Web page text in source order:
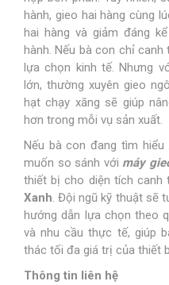
hành, gieo hai hàng cùng
hai hàng và giảm đáng
hành. Nếu bà con chỉ
lựa chọn kinh tế. Nhưng
lớn, thường xuyên gieo
hạt chạy xăng sẽ giúp
hơn trong mỗi vụ sản xuất.
Nếu bà con đang tìm hiểu
muốn so sánh với máy
thiết bị cho diện tích canh
Xanh. Đội ngũ kỹ thuật sẽ
hướng dẫn lựa chọn theo
và nhu cầu thực tế, giúp
thác tối đa giá trị của thiết
Thông tin liên hệ